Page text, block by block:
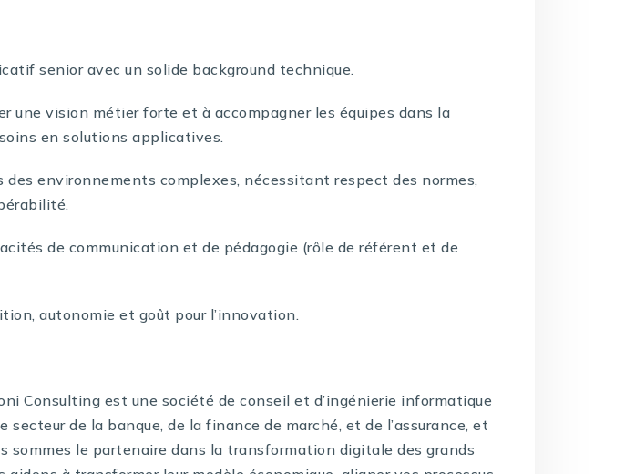
senior avec un solide background technique.
une vision métier forte et à accompagner les équipes dans la
en solutions applicatives.
des environnements complexes, nécessitant respect des normes,
de communication et de pédagogie (rôle de référent et de
autonomie et goût pour l’innovation.
Consulting est une société de conseil et d’ingénierie informatique
secteur de la banque, de la finance de marché, et de l’assurance, et
sommes le partenaire dans la transformation digitale des grands